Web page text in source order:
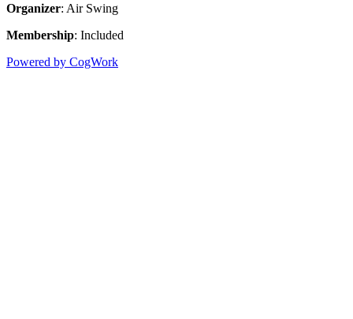
Organizer: Air Swing
Membership: Included
Powered by CogWork